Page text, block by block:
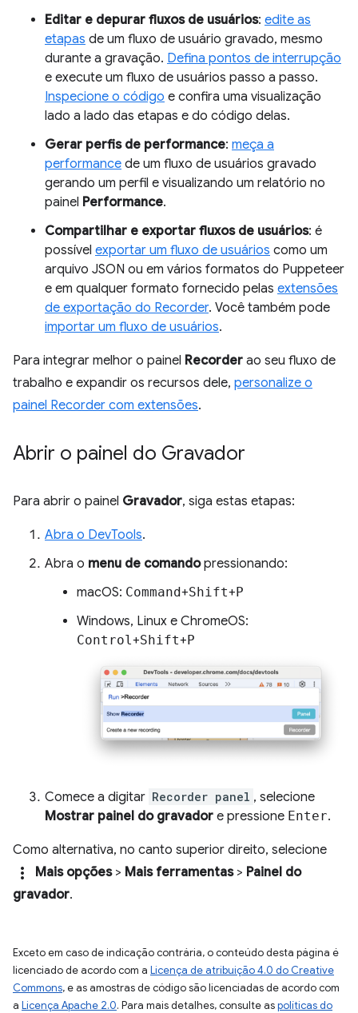
Editar e depurar fluxos de usuários: edite as
etapas de um fluxo de usuário gravado, mesmo
durante a gravação. Defina pontos de interrupção
e execute um fluxo de usuários passo a passo.
Inspecione o código e confira uma visualização
lado a lado das etapas e do código delas.
Gerar perfis de performance: meça a
performance de um fluxo de usuários gravado
gerando um perfil e visualizando um relatório no
painel Performance.
Compartilhar e exportar fluxos de usuários: é
possível exportar um fluxo de usuários como um
arquivo JSON ou em vários formatos do Puppeteer
e em qualquer formato fornecido pelas extensões
de exportação do Recorder. Você também pode
importar um fluxo de usuários.
Para integrar melhor o painel Recorder ao seu fluxo de
trabalho e expandir os recursos dele, personalize o
painel Recorder com extensões.
Abrir o painel do Gravador
Para abrir o painel Gravador, siga estas etapas:
Abra o DevTools.
Abra o menu de comandopressionando:
macOS: Command+Shift+P
Windows, Linux e ChromeOS:
Control+Shift+P
Comece a digitar Recorder panel , selecione
Mostrar painel do gravador e pressione Enter.
Como alternativa, no canto superior direito, selecione
more_vert Mais opções> Mais ferramentas> Painel do
gravador.
Exceto em caso de indicação contrária, o conteúdo desta página é
licenciado de acordo com a Licença de atribuição 4.0 do Creative
Commons, e as amostras de código são licenciadas de acordo com
a Licença Apache 2.0. Para mais detalhes, consulte aspolíticas do